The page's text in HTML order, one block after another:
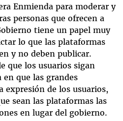
Enmienda para moderar y
personas que ofrecen a
tiene un papel muy
lo que las plataformas
y no deben publicar.
que los usuarios sigan
que las grandes
expresión de los usuarios,
sean las plataformas las
en lugar del gobierno.